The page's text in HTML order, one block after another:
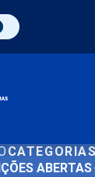
ABERTAS